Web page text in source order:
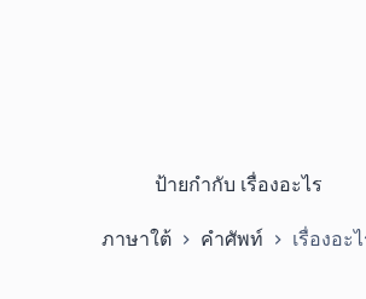
ป้ายกำกับ เรื่องอะไร
ภาษาใต้ คำศัพท์ เรื่องอะ